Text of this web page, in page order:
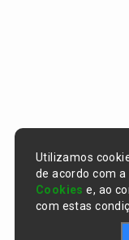
Utilizamos
de acordo com
Cookies e, ao
com estas